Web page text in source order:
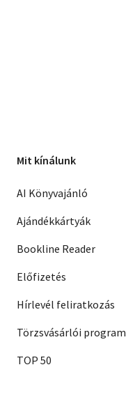
Mit kínálunk
AI Könyvajánló
Ajándékkártyák
Bookline Reader
Előfizetés
Hírlevél feliratkozás
Törzsvásárlói program
TOP 50